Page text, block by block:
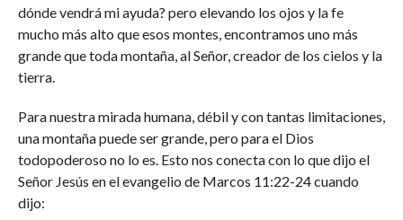
dónde vendrá mi ayuda? pero elevando los ojos y la fe
mucho más alto que esos montes, encontramos uno más
grande que toda montaña, al Señor, creador de los cielos y la
tierra.
Para nuestra mirada humana, débil y con tantas limitaciones,
una montaña puede ser grande, pero para el Dios
todopoderoso no lo es. Esto nos conecta con lo que dijo el
Señor Jesús en el evangelio de Marcos 11:22-24 cuando
dijo: